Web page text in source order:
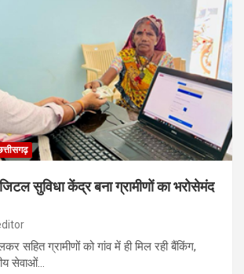
सुविधा केंद्र बना ग्रामीणों का भरोसेमंद
सहित ग्रामीणों को गांव में ही मिल रही बैंकिंग,
सेवाओं…